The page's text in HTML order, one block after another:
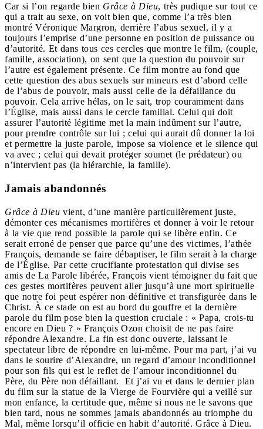
Car si l’on regarde bien Grâce à Dieu, très pudique sur tout ce
qui a trait au sexe, on voit bien que, comme l’a très bien
montré Véronique Margron, derrière l’abus sexuel, il y a
toujours l’emprise d’une personne en position de puissance ou
d’autorité. Et dans tous ces cercles que montre le film, (couple,
famille, association), on sent que la question du pouvoir sur
l’autre est également présente. Ce film montre au fond que
cette question des abus sexuels sur mineurs est d’abord celle
de l’abus de pouvoir, mais aussi celle de la défaillance du
pouvoir. Cela arrive hélas, on le sait, trop couramment dans
l’Église, mais aussi dans le cercle familial. Celui qui doit
assurer l’autorité légitime met la main indûment sur l’autre,
pour prendre contrôle sur lui ; celui qui aurait dû donner la loi
et permettre la juste parole, impose sa violence et le silence qui
va avec ; celui qui devait protéger soumet (le prédateur) ou
n’intervient pas (la hiérarchie, la famille).
Jamais abandonnés
Grâce à Dieu vient, d’une manière particulièrement juste,
démonter ces mécanismes mortifères et donner à voir le retour
à la vie que rend possible la parole qui se libère enfin. Ce
serait erroné de penser que parce qu’une des victimes, l’athée
François, demande se faire débaptiser, le film serait à la charge
de l’Église. Par cette crucifiante protestation qui divise ses
amis de La Parole libérée, François vient témoigner du fait que
ces gestes mortifères peuvent aller jusqu’à une mort spirituelle
que notre foi peut espérer non définitive et transfigurée dans le
Christ. À ce stade on est au bord du gouffre et la dernière
parole du film pose bien la question cruciale : « Papa, crois-tu
encore en Dieu ? » François Ozon choisit de ne pas faire
répondre Alexandre. La fin est donc ouverte, laissant le
spectateur libre de répondre en lui-même. Pour ma part, j’ai vu
dans le sourire d’Alexandre, un regard d’amour inconditionnel
pour son fils qui est le reflet de l’amour inconditionnel du
Père, du Père non défaillant. Et j’ai vu et dans le dernier plan
du film sur la statue de la Vierge de Fourvière qui a veillé sur
mon enfance, la certitude que, même si nous ne le savons que
bien tard, nous ne sommes jamais abandonnés au triomphe du
Mal, même lorsqu’il officie en habit d’autorité. Grâce à Dieu.